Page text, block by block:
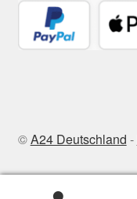
©A24 Deutschland -